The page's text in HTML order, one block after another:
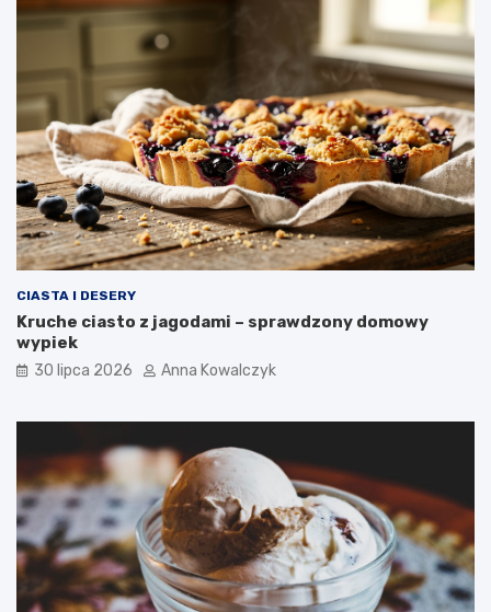
CIASTA I DESERY
Kruche ciasto z jagodami – sprawdzony domowy
wypiek
30 lipca 2026 Anna Kowalczyk